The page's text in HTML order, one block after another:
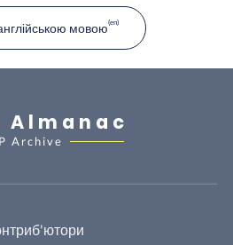
мовою
Almanac
Archive